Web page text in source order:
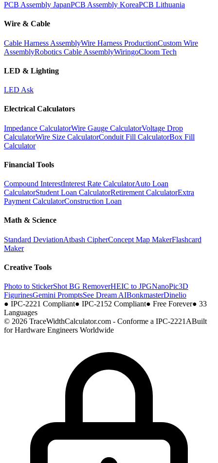
PCB Assembly JapanPCB Assembly KoreaPCB Lithuania
Wire & Cable
Cable Harness AssemblyWire Harness ProductionCustom Wire
AssemblyRobotics Cable AssemblyWiringoCloom Tech
LED & Lighting
LED Ask
Electrical Calculators
Impedance CalculatorWire Gauge CalculatorVoltage Drop
CalculatorWire Size CalculatorConduit Fill CalculatorBox Fill
Calculator
Financial Tools
Compound InterestInterest Rate CalculatorAuto Loan
CalculatorStudent Loan CalculatorRetirement CalculatorExtra
Payment CalculatorConstruction Loan
Math & Science
Standard DeviationAtbash CipherConcept Map MakerFlashcard
Maker
Creative Tools
Photo to StickerShot BG RemoverHEIC to JPGNanoPic3D
FigurinesGemini PromptsSee Dream AIBonkmasterDinelio
● IPC-2221 Compliant● IPC-2152 Compliant● Free Forever● 33
Languages
© 2026 TraceWidthCalculator.com - Conforme a IPC-2221ABuilt
for Hardware Engineers Worldwide